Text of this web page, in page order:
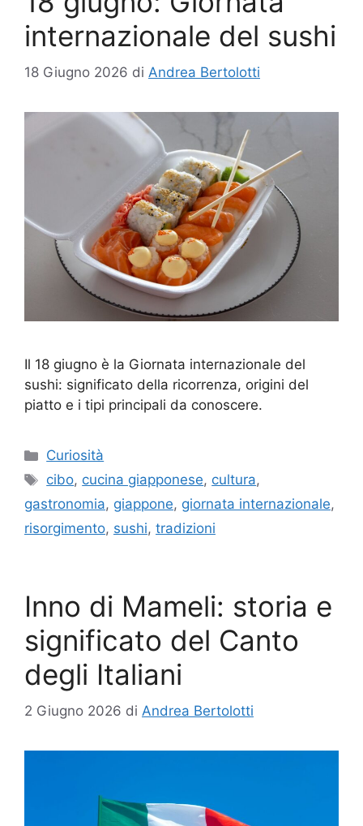
internazionale del sushi
18 Giugno 2026 di Andrea Bertolotti
Il 18 giugno è la Giornata internazionale del
sushi: significato della ricorrenza, origini del
piatto e i tipi principali da conoscere.
Categorie
Curiosità
Tag
cibo, cucina giapponese, cultura,
gastronomia, giappone, giornata internazionale,
risorgimento, sushi, tradizioni
Inno di Mameli: storia e
significato del Canto
degli Italiani
2 Giugno 2026 di Andrea Bertolotti